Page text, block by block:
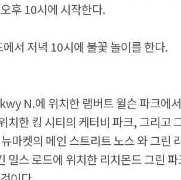
후 10시에 시작한다.
서 저녁 10시에 불꽃 놀이를 한다.
N.에 위치한 램버트 윌슨 파크에
한 킹 시티의 케터비 파크, 그리고
마켓의 메인 스트리트 노스 와 그린
스 로드에 위치한 리치몬드 그린